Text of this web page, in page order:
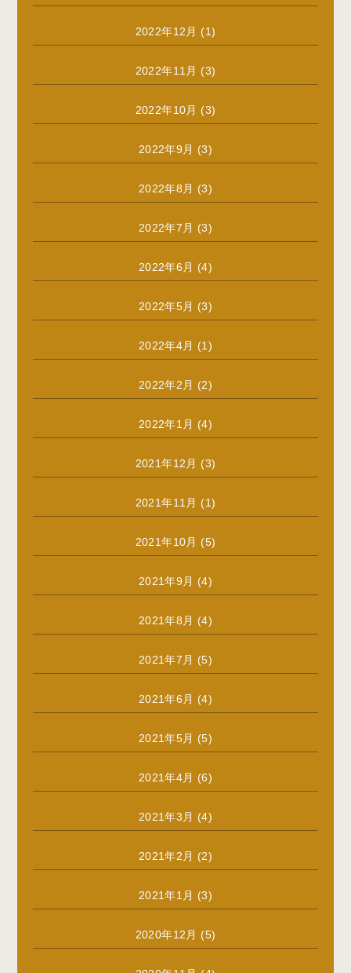
2022年12月 (1)
2022年11月 (3)
2022年10月 (3)
2022年9月 (3)
2022年8月 (3)
2022年7月 (3)
2022年6月 (4)
2022年5月 (3)
2022年4月 (1)
2022年2月 (2)
2022年1月 (4)
2021年12月 (3)
2021年11月 (1)
2021年10月 (5)
2021年9月 (4)
2021年8月 (4)
2021年7月 (5)
2021年6月 (4)
2021年5月 (5)
2021年4月 (6)
2021年3月 (4)
2021年2月 (2)
2021年1月 (3)
2020年12月 (5)